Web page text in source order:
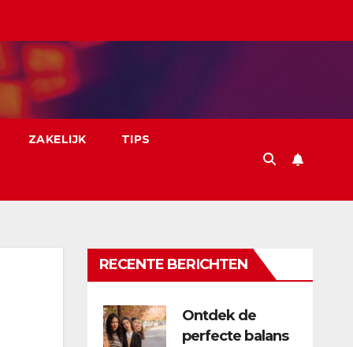
ZAKELIJK TIPS
RECENTE BERICHTEN
Ontdek de
perfecte balans